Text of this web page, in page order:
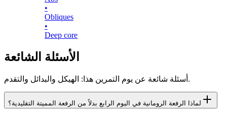
•
Obliques
•
Deep core
الأسئلة الشائعة
أسئلة شائعة عن يوم التمرين هذا: الهيكل والبدائل والتقدم.
لماذا الرفعة الرومانية في اليوم الرابع بدلاً من الرفعة المميتة التقليدية؟